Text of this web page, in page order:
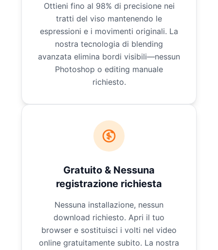
Ottieni fino al 98% di precisione nei
tratti del viso mantenendo le
espressioni e i movimenti originali. La
nostra tecnologia di blending
avanzata elimina bordi visibili—nessun
Photoshop o editing manuale
richiesto.
Gratuito & Nessuna
registrazione richiesta
Nessuna installazione, nessun
download richiesto. Apri il tuo
browser e sostituisci i volti nel video
online gratuitamente subito. La nostra